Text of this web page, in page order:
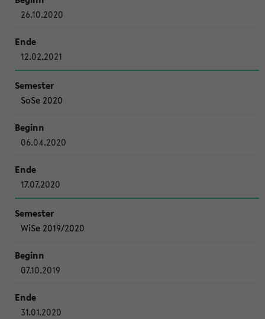
26.10.2020
12.02.2021
SoSe 2020
06.04.2020
17.07.2020
WiSe 2019/2020
07.10.2019
31.01.2020